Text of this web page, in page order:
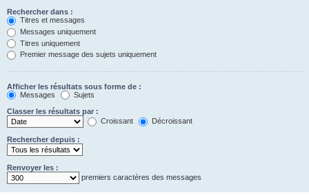
Rechercher dans :
Titres et messages
Messages uniquement
Titres uniquement
Premier message des sujets uniquement
Afficher les résultats sous forme de :
Messages
Sujets
Classer les résultats par :
Croissant
Décroissant
Rechercher depuis :
Renvoyer les :
premiers caractères des messages